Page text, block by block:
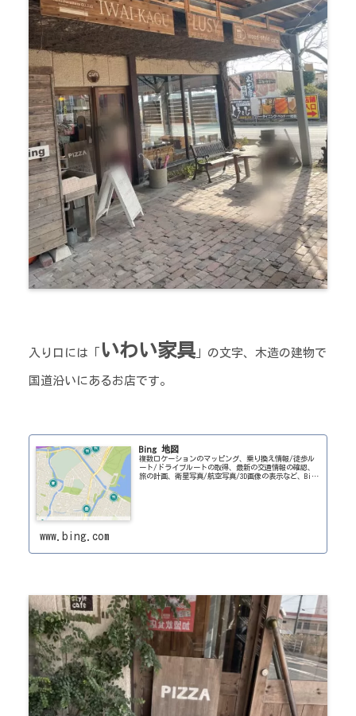
入り口には「 いわい家具 」の文字、木造の建物で
国道沿いにあるお店です。
Bing 地図
複数ロケーションのマッピング、乗り換え情報/徒歩ル
ート/ドライブルートの取得、最新の交通情報の確認、
旅の計画、衛星写真/航空写真/3D画像の表示など、Bing
www.bing.com